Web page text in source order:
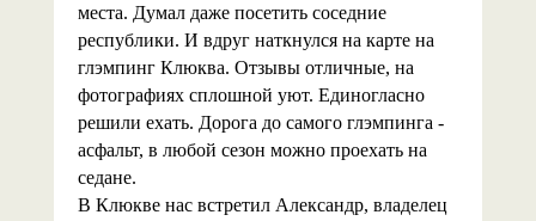
места. Думал даже посетить соседние
республики. И вдруг наткнулся на карте на
глэмпинг Клюква. Отзывы отличные, на
фотографиях сплошной уют. Единогласно
решили ехать. Дорога до самого глэмпинга -
асфальт, в любой сезон можно проехать на
седане.
В Клюкве нас встретил Александр, владелец